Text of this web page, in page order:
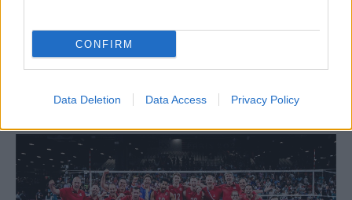
CONFIRM
Data Deletion Data Access Privacy Policy